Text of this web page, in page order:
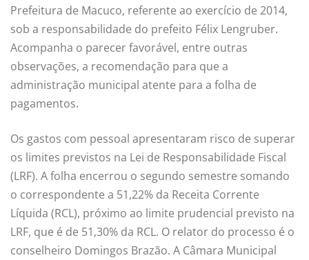
Prefeitura de Macuco, referente ao exercício de 2014,
sob a responsabilidade do prefeito Félix Lengruber.
Acompanha o parecer favorável, entre outras
observações, a recomendação para que a
administração municipal atente para a folha de
pagamentos.
Os gastos com pessoal apresentaram risco de superar
os limites previstos na Lei de Responsabilidade Fiscal
(LRF). A folha encerrou o segundo semestre somando
o correspondente a 51,22% da Receita Corrente
Líquida (RCL), próximo ao limite prudencial previsto na
LRF, que é de 51,30% da RCL. O relator do processo é o
conselheiro Domingos Brazão. A Câmara Municipal